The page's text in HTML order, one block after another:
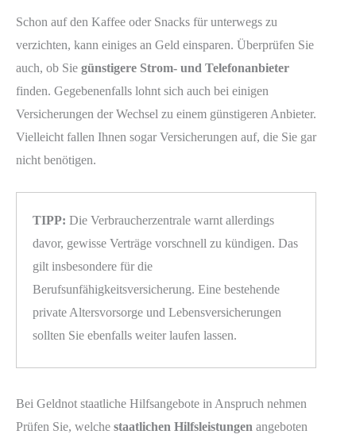
Schon auf den Kaffee oder Snacks für unterwegs zu
verzichten, kann einiges an Geld einsparen. Überprüfen Sie
auch, ob Sie günstigere Strom- und Telefonanbieter
finden. Gegebenenfalls lohnt sich auch bei einigen
Versicherungen der Wechsel zu einem günstigeren Anbieter.
Vielleicht fallen Ihnen sogar Versicherungen auf, die Sie gar
nicht benötigen.
TIPP: Die Verbraucherzentrale warnt allerdings
davor, gewisse Verträge vorschnell zu kündigen. Das
gilt insbesondere für die
Berufsunfähigkeitsversicherung. Eine bestehende
private Altersvorsorge und Lebensversicherungen
sollten Sie ebenfalls weiter laufen lassen.
Bei Geldnot staatliche Hilfsangebote in Anspruch nehmen
Prüfen Sie, welche staatlichen Hilfsleistungen angeboten